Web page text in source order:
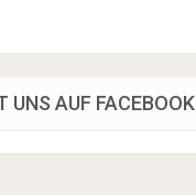
UNS AUF FACEBOOK